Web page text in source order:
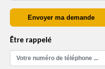
Être rappelé